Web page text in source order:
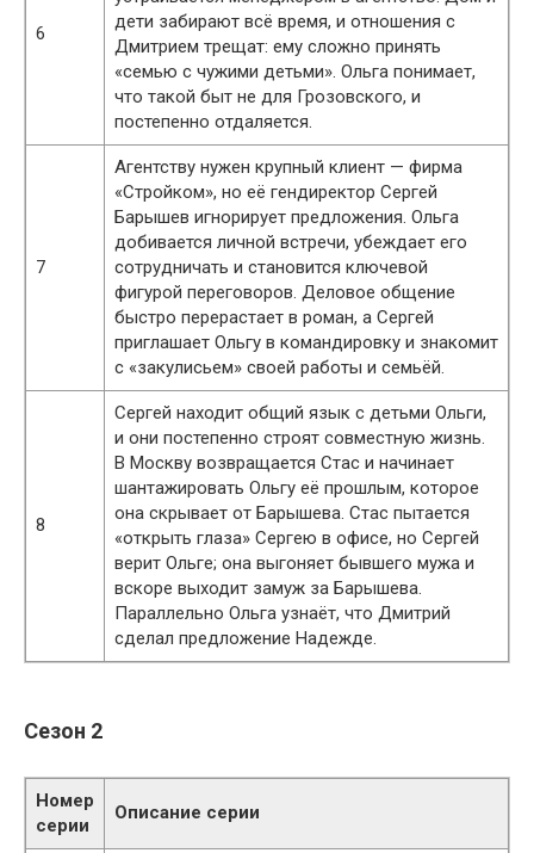
6
дети забирают всё время, и отношения с
Дмитрием трещат: ему сложно принять
«семью с чужими детьми». Ольга понимает,
что такой быт не для Грозовского, и
постепенно отдаляется.
7
Агентству нужен крупный клиент — фирма
«Стройком», но её гендиректор Сергей
Барышев игнорирует предложения. Ольга
добивается личной встречи, убеждает его
сотрудничать и становится ключевой
фигурой переговоров. Деловое общение
быстро перерастает в роман, а Сергей
приглашает Ольгу в командировку и знакомит
с «закулисьем» своей работы и семьёй.
8
Сергей находит общий язык с детьми Ольги,
и они постепенно строят совместную жизнь.
В Москву возвращается Стас и начинает
шантажировать Ольгу её прошлым, которое
она скрывает от Барышева. Стас пытается
«открыть глаза» Сергею в офисе, но Сергей
верит Ольге; она выгоняет бывшего мужа и
вскоре выходит замуж за Барышева.
Параллельно Ольга узнаёт, что Дмитрий
сделал предложение Надежде.
Сезон 2
Номер
серии
Описание серии